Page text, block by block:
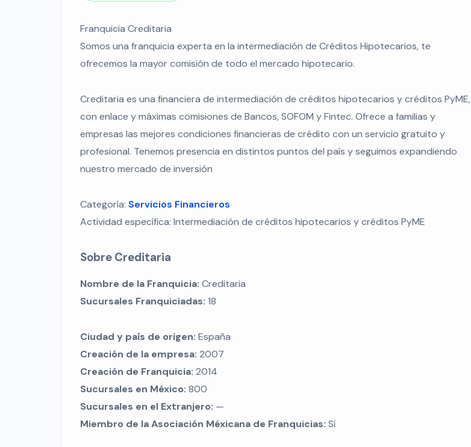
Franquicia Creditaria
Somos una franquicia experta en la intermediación de Créditos Hipotecarios, te
ofrecemos la mayor comisión de todo el mercado hipotecario.
Creditaria es una financiera de intermediación de créditos hipotecarios y créditos PyME,
con enlace y máximas comisiones de Bancos, SOFOM y Fintec. Ofrece a familias y
empresas las mejores condiciones financieras de crédito con un servicio gratuito y
profesional. Tenemos presencia en distintos puntos del país y seguimos expandiendo
nuestro mercado de inversión
Categoría: Servicios Financieros
Actividad específica: Intermediación de créditos hipotecarios y créditos PyME
Sobre Creditaria
Nombre de la Franquicia: Creditaria
Sucursales Franquiciadas: 18
Ciudad y país de origen: España
Creación de la empresa: 2007
Creación de Franquicia: 2014
Sucursales en México: 800
Sucursales en el Extranjero: —
Miembro de la Asociación Méxicana de Franquicias: Sí